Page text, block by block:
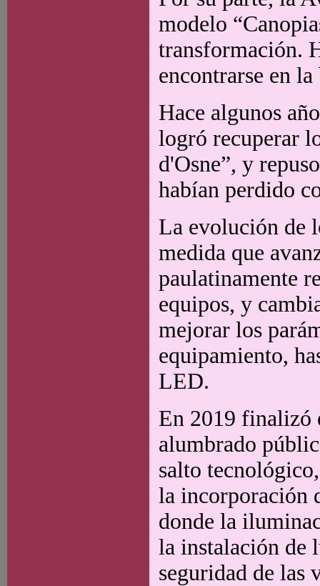
modelo
transformación.
encontrarse en
Hace algunos
logró recuperar
d'Osne”, y
habían perdido
La evolución de
medida que
paulatinamente
equipos, y
mejorar los
equipamiento,
LED.
En 2019 finalizó
alumbrado
salto
la incorporación
donde la
la instalación de
seguridad de las